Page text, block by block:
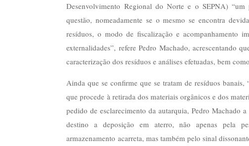
Desenvolvimento Regional do Norte e o SEPNA)
questão, nomeadamente se o mesmo se encontra
resíduos, o modo de fiscalização e acompanhamento
externalidades”, refere Pedro Machado, acrescentando
caracterização dos resíduos e análises efetuadas, bem
Ainda que se confirme que se tratam de resíduos
que procede à retirada dos materiais orgânicos e dos
pedido de esclarecimento da autarquia, Pedro Machado
destino a deposição em aterro, não apenas pela
armazenamento acarreta, mas também pelo sinal